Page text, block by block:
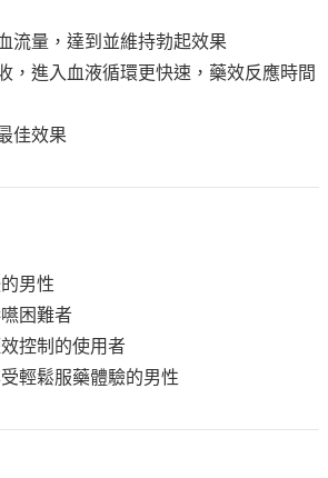
流量，達到並維持勃起效果
，進入血液循環更快速，藥效反應時間
佳效果
男性
困難者
控制的使用者
輕鬆服藥體驗的男性